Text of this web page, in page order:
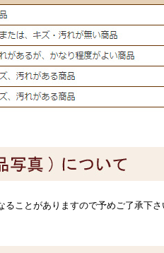
ることがありますので予めご了承下さ